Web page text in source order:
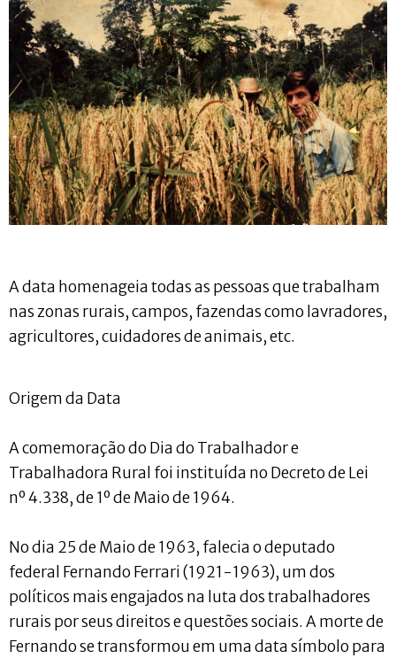
A data homenageia todas as pessoas que trabalham
nas zonas rurais, campos, fazendas como lavradores,
agricultores, cuidadores de animais, etc.
Origem da Data
A comemoração do Dia do Trabalhador e
Trabalhadora Rural foi instituída no Decreto de Lei
nº 4.338, de 1º de Maio de 1964.
No dia 25 de Maio de 1963, falecia o deputado
federal Fernando Ferrari (1921-1963), um dos
políticos mais engajados na luta dos trabalhadores
rurais por seus direitos e questões sociais. A morte de
Fernando se transformou em uma data símbolo para